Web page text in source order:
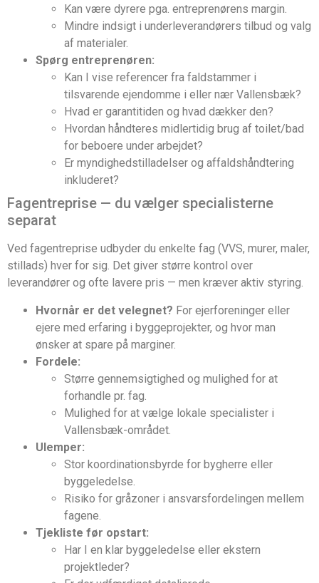
Kan være dyrere pga. entreprenørens margin.
Mindre indsigt i underleverandørers tilbud og valg
af materialer.
Spørg entreprenøren:
Kan I vise referencer fra faldstammer i
tilsvarende ejendomme i eller nær Vallensbæk?
Hvad er garantitiden og hvad dækker den?
Hvordan håndteres midlertidig brug af toilet/bad
for beboere under arbejdet?
Er myndighedstilladelser og affaldshåndtering
inkluderet?
Fagentreprise — du vælger specialisterne
separat
Ved fagentreprise udbyder du enkelte fag (VVS, murer, maler,
stillads) hver for sig. Det giver større kontrol over
leverandører og ofte lavere pris — men kræver aktiv styring.
Hvornår er det velegnet? For ejerforeninger eller
ejere med erfaring i byggeprojekter, og hvor man
ønsker at spare på marginer.
Fordele:
Større gennemsigtighed og mulighed for at
forhandle pr. fag.
Mulighed for at vælge lokale specialister i
Vallensbæk-området.
Ulemper:
Stor koordinationsbyrde for bygherre eller
byggeledelse.
Risiko for gråzoner i ansvarsfordelingen mellem
fagene.
Tjekliste før opstart:
Har I en klar byggeledelse eller ekstern
projektleder?